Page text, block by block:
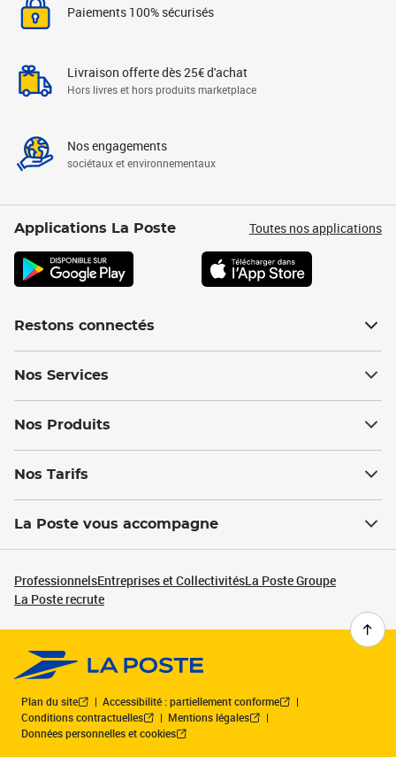
Paiements 100% sécurisés
Livraison offerte dès 25€ d'achat
Hors livres et hors produits marketplace
Nos engagements
sociétaux et environnementaux
Applications La Poste Toutes nos applications
Restons connectés
Nos Services
Nos Produits
Nos Tarifs
La Poste vous accompagne
ProfessionnelsEntreprises et CollectivitésLa Poste Groupe
La Poste recrute
Plan du site
Accessibilité : partiellement conforme
Conditions contractuelles
Mentions légales
Données personnelles et cookies